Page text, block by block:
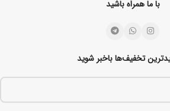
با ما همراه باشید
تخفیف‌ها باخبر شوید